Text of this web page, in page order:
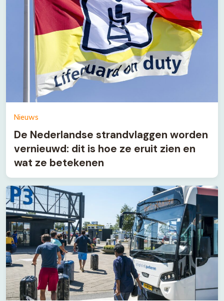
Nieuws
De Nederlandse strandvlaggen worden
vernieuwd: dit is hoe ze eruit zien en
wat ze betekenen